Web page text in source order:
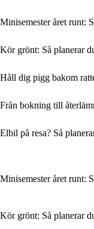
Minisemester året runt:
Kör grönt: Så planerar
Håll dig pigg bakom
Från bokning till
Elbil på resa? Så
Minisemester året runt:
Kör grönt: Så planerar